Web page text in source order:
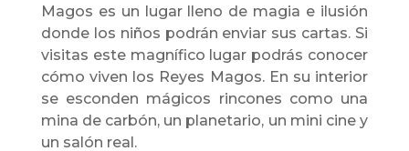
Magos es un lugar lleno de magia e ilusión
donde los niños podrán enviar sus cartas. Si
visitas este magnífico lugar podrás conocer
cómo viven los Reyes Magos. En su interior
se esconden mágicos rincones como una
mina de carbón, un planetario, un mini cine y
un salón real.